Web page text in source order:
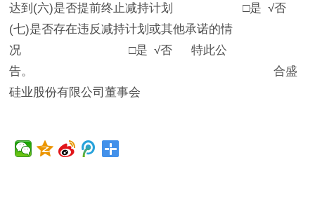
达到(六)是否提前终止减持计划 □是 √否
(七)是否存在违反减持计划或其他承诺的情
况 □是 √否 特此公
告。 合盛
硅业股份有限公司董事会